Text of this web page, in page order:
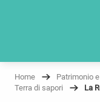
Home Patrimonio
Terra di sapori
La